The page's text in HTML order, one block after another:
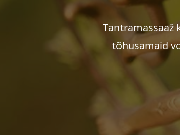
Tantramassaaž
tõhusamaid